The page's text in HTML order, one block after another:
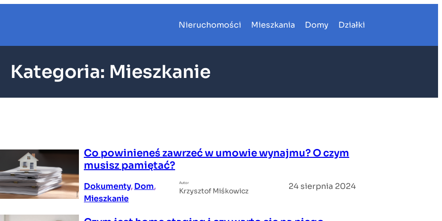
Nieruchomości Mieszkania Domy Działki
Kategoria: Mieszkanie
Co powinieneś zawrzeć w umowie wynajmu? O czym
musisz pamiętać?
Dokumenty, Dom ,
Mieszkanie
Autor
Krzysztof Miśkowicz 24 sierpnia 2024